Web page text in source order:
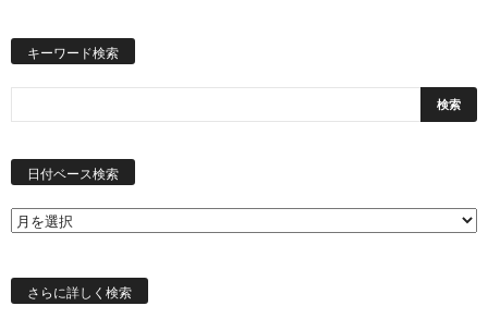
キーワード検索
日付ベース検索
さらに詳しく検索